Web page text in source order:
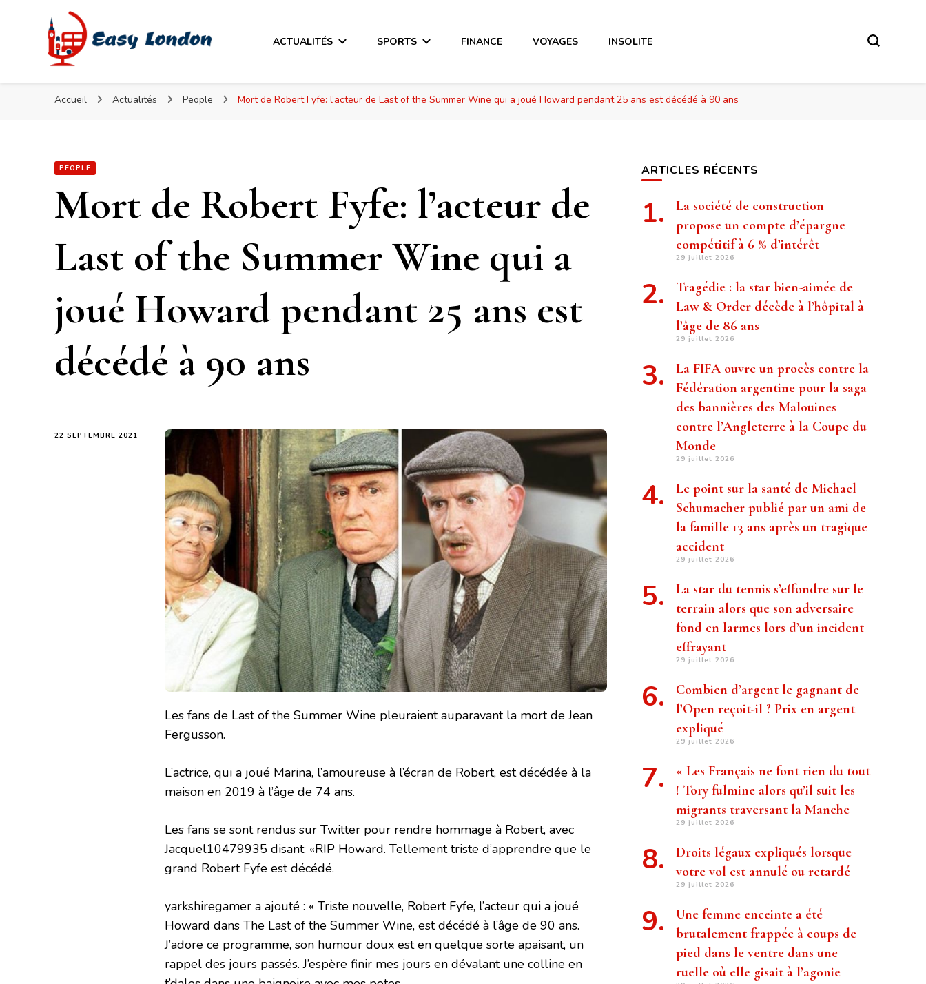
Easy London
Easy London
ACTUALITÉS SPORTS FINANCE VOYAGES INSOLITE
Accueil Actualités People Mort de Robert Fyfe: l’acteur de Last of the Summer Wine qui a joué Howard pendant 25 ans est décédé à 90 ans
PEOPLE
Mort de Robert Fyfe: l’acteur de
Last of the Summer Wine qui a
joué Howard pendant 25 ans est
décédé à 90 ans
22 SEPTEMBRE 2021
Les fans de Last of the Summer Wine pleuraient auparavant la mort de Jean
Fergusson.
L’actrice, qui a joué Marina, l’amoureuse à l’écran de Robert, est décédée à la
maison en 2019 à l’âge de 74 ans.
Les fans se sont rendus sur Twitter pour rendre hommage à Robert, avec
Jacquel10479935 disant: «RIP Howard. Tellement triste d’apprendre que le
grand Robert Fyfe est décédé.
yarkshiregamer a ajouté : « Triste nouvelle, Robert Fyfe, l’acteur qui a joué
Howard dans The Last of the Summer Wine, est décédé à l’âge de 90 ans.
J’adore ce programme, son humour doux est en quelque sorte apaisant, un
rappel des jours passés. J’espère finir mes jours en dévalant une colline en
ARTICLES RÉCENTS
La société de construction
propose un compte d’épargne
compétitif à 6 % d’intérêt
29 juillet 2026
Tragédie : la star bien-aimée de
Law & Order décède à l’hôpital à
l’âge de 86 ans
29 juillet 2026
La FIFA ouvre un procès contre la
Fédération argentine pour la saga
des bannières des Malouines
contre l’Angleterre à la Coupe du
Monde
29 juillet 2026
Le point sur la santé de Michael
Schumacher publié par un ami de
la famille 13 ans après un tragique
accident
29 juillet 2026
La star du tennis s’effondre sur le
terrain alors que son adversaire
fond en larmes lors d’un incident
effrayant
29 juillet 2026
Combien d’argent le gagnant de
l’Open reçoit-il ? Prix ​​en argent
expliqué
29 juillet 2026
« Les Français ne font rien du tout
! Tory fulmine alors qu’il suit les
migrants traversant la Manche
29 juillet 2026
Droits légaux expliqués lorsque
votre vol est annulé ou retardé
29 juillet 2026
Une femme enceinte a été
brutalement frappée à coups de
pied dans le ventre dans une
ruelle où elle gisait à l’agonie